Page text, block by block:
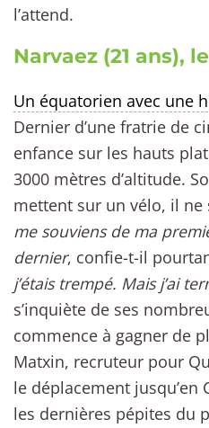
l’attend.
Narvaez (21 ans),
Un équatorien avec une
Dernier d’une fratrie de
enfance sur les hauts
3000 mètres d’altitude.
mettent sur un vélo, il ne
me souviens de ma
dernier, confie-t-il
j’étais trempé. Mais j’ai
s’inquiète de ses
commence à gagner de
Matxin, recruteur pour
le déplacement
les dernières pépites du